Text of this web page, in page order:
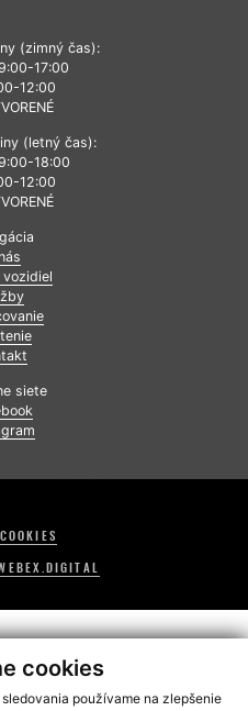
cookies
používame na zlepšenie
(zimný čas):
17:00
12:00
(letný čas):
18:00
12:00
vozidiel
siete
COOKIES